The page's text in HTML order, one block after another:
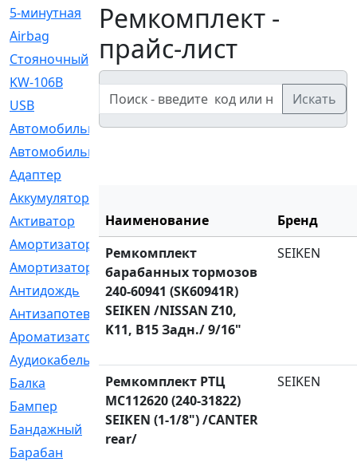
5-минутная
[1]
Airbag
[18]
Cтояночный
[1]
KW-106B
[0]
USB
[6]
Автомобильное
[6]
Автомобильный
Адаптер
Аккумулятор
Активатор
[1]
Амортизатор
Амортизаторы
[21]
Антидождь
[1]
Антизапотеватель
[1]
Ароматизатор
[35]
Аудиокабель
[2]
Балка
[58]
Бампер
[137]
Бандажный
[6]
Барабан
Ремкомплект -
прайс-лист
Искать
Наименование
Бренд
Ремкомплект
барабанных тормозов
240-60941 (SK60941R)
SEIKEN /NISSAN Z10,
K11, B15 Задн./ 9/16"
SEIKEN
Ремкомплект РТЦ
MC112620 (240-31822)
SEIKEN (1-1/8") /CANTER
rear/
SEIKEN